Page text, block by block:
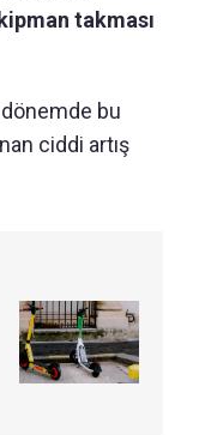
takması
bu
ciddi artış